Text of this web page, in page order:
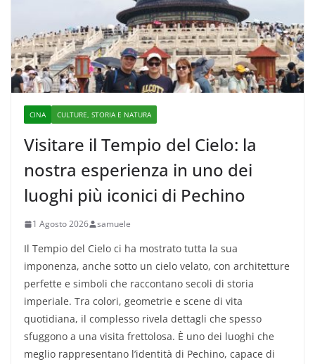
CINA CULTURE, STORIA E NATURA
Visitare il Tempio del Cielo: la
nostra esperienza in uno dei
luoghi più iconici di Pechino
1 Agosto 2026 samuele
Il Tempio del Cielo ci ha mostrato tutta la sua
imponenza, anche sotto un cielo velato, con architetture
perfette e simboli che raccontano secoli di storia
imperiale. Tra colori, geometrie e scene di vita
quotidiana, il complesso rivela dettagli che spesso
sfuggono a una visita frettolosa. È uno dei luoghi che
meglio rappresentano l’identità di Pechino, capace di